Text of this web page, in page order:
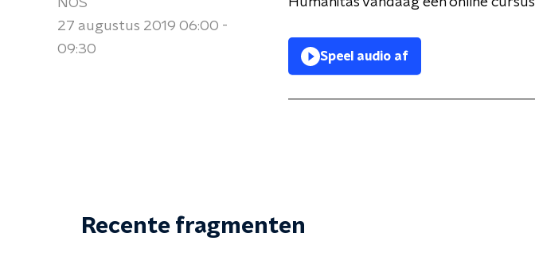
NOS
27 augustus 2019 06:00 -
09:30
Speel audio af
Recente fragmenten